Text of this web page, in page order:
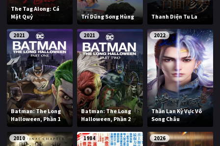
The Tag Along: Cá
Mặt Quỷ
Trí Dũng Song Hùng Thanh Diện Tu La
2021
Batman: The Long
Halloween, Phần 1
2021
Batman: The Long
Halloween, Phần 2
2022
Thần Lan Kỳ Vực Vô
Song Châu
2010 1984 2026